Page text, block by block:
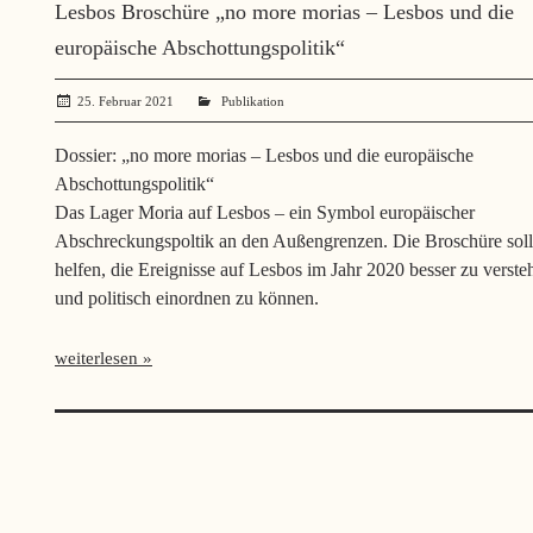
Lesbos Broschüre „no more morias – Lesbos und die
europäische Abschottungspolitik“
25. Februar 2021 administrator
Publikation
Dossier: „no more morias – Lesbos und die europäische
Abschottungspolitik“
Das Lager Moria auf Lesbos – ein Symbol europäischer
Abschreckungspoltik an den Außengrenzen. Die Broschüre soll
helfen, die Ereignisse auf Lesbos im Jahr 2020 besser zu
und politisch einordnen zu können.
weiterlesen